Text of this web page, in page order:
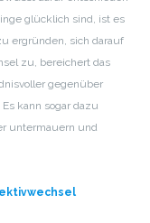
glücklich sind, ist es
ergründen, sich darauf
zu, bereichert das
gegenüber
kann sogar dazu
untermauern und